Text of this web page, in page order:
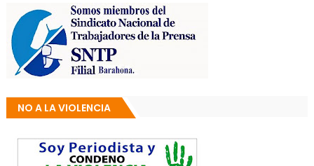
NO A LA VIOLENCIA